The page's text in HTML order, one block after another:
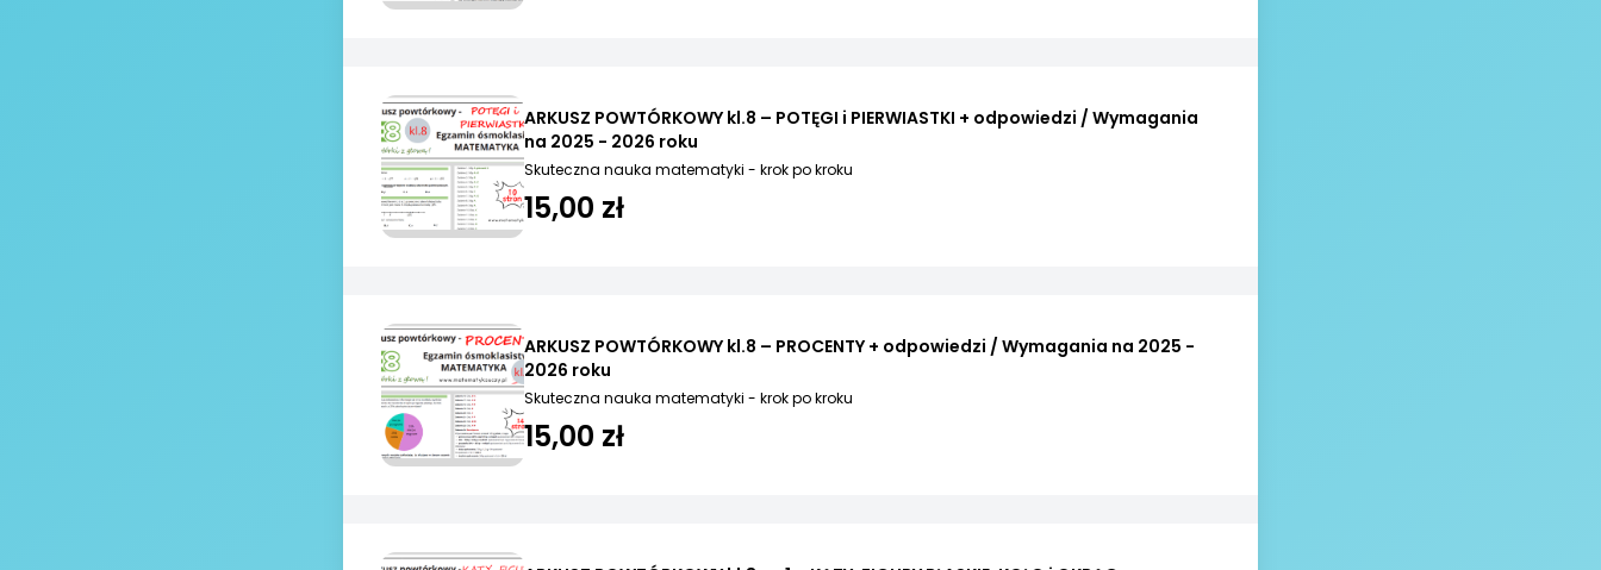
ARKUSZ POWTÓRKOWY kl.8 – POTĘGI i PIERWIASTKI + odpowiedzi / Wymagania
na 2025 - 2026 roku
Skuteczna nauka matematyki - krok po kroku
15,00 zł
ARKUSZ POWTÓRKOWY kl.8 – PROCENTY + odpowiedzi / Wymagania na 2025 -
2026 roku
Skuteczna nauka matematyki - krok po kroku
15,00 zł